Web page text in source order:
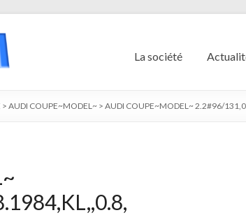
La société
> AUDI COUPE~MODEL~ > AUDI COUPE~MODEL~ 2.2#96/